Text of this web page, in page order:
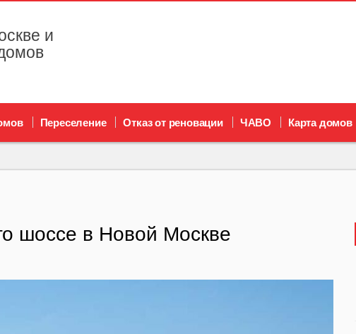
и
Переселение Отказ от реновации ЧАВО Карта домов
шоссе в Новой Москве